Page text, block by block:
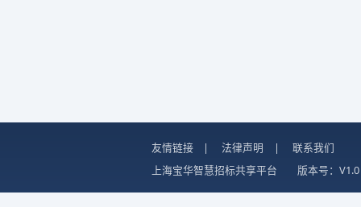
友情链接 | 法律声明 |
联系我们
上海宝华智慧招标共享平台
版本号：V1.0